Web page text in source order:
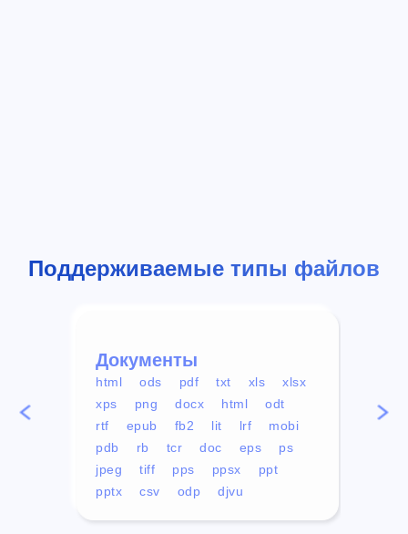
Поддерживаемые типы файлов
Документы
html ods pdf txt xls
xlsx
xps
png docx html
odt
rtf
epub fb2 lit lrf
mobi
pdb
rb tcr doc eps
ps
jpeg
tiff pps ppsx
ppt
pptx
csv odp djvu
mp4